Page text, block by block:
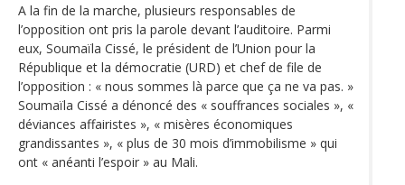
A la fin de la marche, plusieurs responsables de
l’opposition ont pris la parole devant l’auditoire. Parmi
eux, Soumaïla Cissé, le président de l’Union pour la
République et la démocratie (URD) et chef de file de
l’opposition : « nous sommes là parce que ça ne va pas. »
Soumaïla Cissé a dénoncé des « souffrances sociales », «
déviances affairistes », « misères économiques
grandissantes », « plus de 30 mois d’immobilisme » qui
ont « anéanti l’espoir » au Mali.